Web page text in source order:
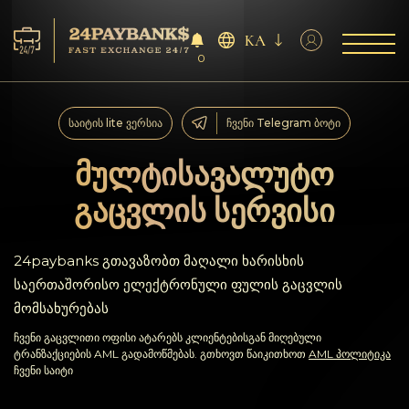
მომსახურება
რეზერვები
პარტნიორებს
გამოხმაურებები
წესები
AML/CFT
0
KA
მულტისავალუტო
გაცვლის სერვისი
საიტის lite ვერსია ჩვენი Telegram ბოტი
24paybanks გთავაზობთ მაღალი ხარისხის
საერთაშორისო ელექტრონული ფულის გაცვლის
მომსახურებას
ჩვენი გაცვლითი ოფისი ატარებს კლიენტებისგან მიღებული
ტრანზაქციების AML გადამოწმებას. გთხოვთ წაიკითხოთ AML პოლიტიკა
ჩვენი საიტი